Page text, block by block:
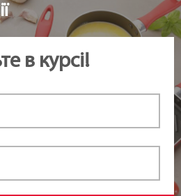
в курсі!